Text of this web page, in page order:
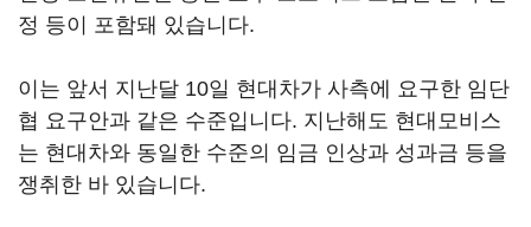
정 등이 포함돼 있습니다.
이는 앞서 지난달 10일 현대차가 사측에 요구한 임단
협 요구안과 같은 수준입니다. 지난해도 현대모비스
는 현대차와 동일한 수준의 임금 인상과 성과금 등을
쟁취한 바 있습니다.